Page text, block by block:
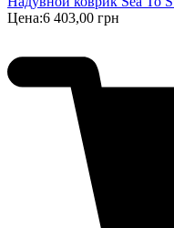
Цена:6 403,00 грн